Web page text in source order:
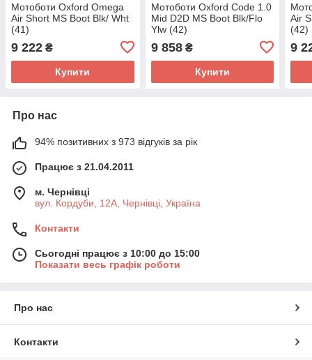
Мотоботи Oxford Omega
Air Short MS Boot Blk/ Wht
(41)
9 222 ₴
Купити
Мотоботи Oxford Code 1.0
Mid D2D MS Boot Blk/Flo
Ylw (42)
9 858₴
Купити
Air
(42)
9
Про нас
94% позитивних з 973 відгуків за рік
Працює з 21.04.2011
м. Чернівці
вул. Кордуби, 12А, Чернівці, Україна
Контакти
Сьогодні працює з 10:00 до 15:00
Показати весь графік роботи
Про нас
Контакти